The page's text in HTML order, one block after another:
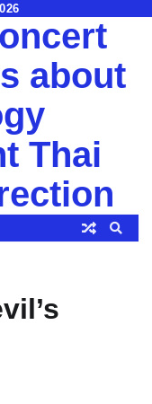
about
Thai